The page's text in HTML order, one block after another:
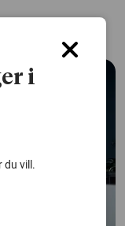
i
du vill.